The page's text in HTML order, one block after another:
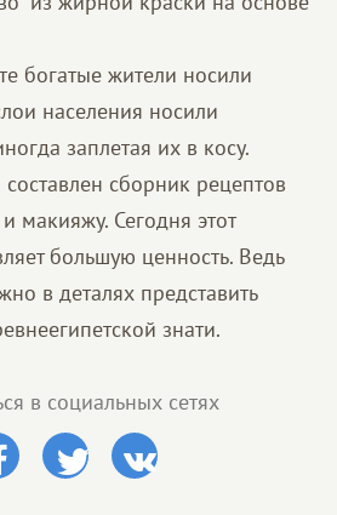
богатые жители носили
населения носили
заплетая их в косу.
сборник рецептов
макияжу. Сегодня этот
большую ценность. Ведь
в деталях представить
знати.
в социальных сетях